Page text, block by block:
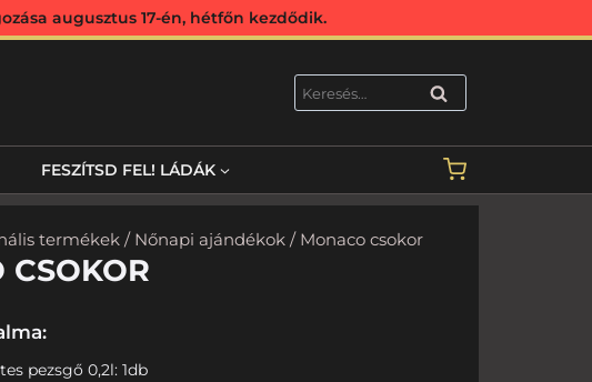
augusztus 17-én, hétfőn kezdődik.
KERESÉS
FESZÍTSD FEL! LÁDÁK
termékek/ Nőnapi ajándékok/ Monaco csokor
CSOKOR
pezsgő 0,2l: 1db